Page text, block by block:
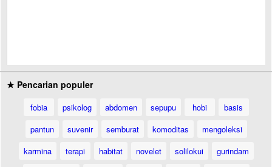
★ Pencarian populer
fobia psikolog abdomen sepupu hobi
basis
pantun
suvenir semburat komoditas
mengoleksi
karmina
terapi habitat novelet solilokui
gurindam